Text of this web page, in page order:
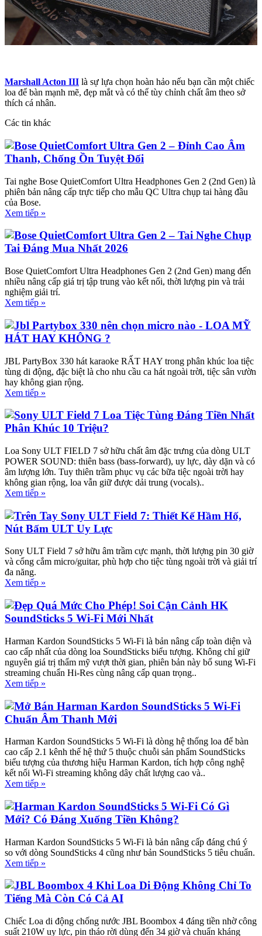
Marshall Acton III là sự lựa chọn hoàn hảo nếu bạn cần một chiếc
loa để bàn mạnh mẽ, đẹp mắt và có thể tùy chỉnh chất âm theo sở
thích cá nhân.
Các tin khác
Bose QuietComfort Ultra Gen 2 – Đỉnh Cao Âm
Thanh, Chống Ồn Tuyệt Đối
Tai nghe Bose QuietComfort Ultra Headphones Gen 2 (2nd Gen) là
phiên bản nâng cấp trực tiếp cho mẫu QC Ultra chụp tai hàng đầu
của Bose.
Xem tiếp »
Bose QuietComfort Ultra Gen 2 – Tai Nghe Chụp
Tai Đáng Mua Nhất 2026
Bose QuietComfort Ultra Headphones Gen 2 (2nd Gen) mang đến
nhiều nâng cấp giá trị tập trung vào kết nối, thời lượng pin và trải
nghiệm giải trí.
Xem tiếp »
Jbl Partybox 330 nên chọn micro nào - LOA MỸ
HÁT HAY KHÔNG ?
JBL PartyBox 330 hát karaoke RẤT HAY trong phân khúc loa tiệc
tùng di động, đặc biệt là cho nhu cầu ca hát ngoài trời, tiệc sân vườn
hay không gian rộng.
Xem tiếp »
Sony ULT Field 7 Loa Tiệc Tùng Đáng Tiền Nhất
Phân Khúc 10 Triệu?
Loa Sony ULT FIELD 7 sở hữu chất âm đặc trưng của dòng ULT
POWER SOUND: thiên bass (bass-forward), uy lực, dày dặn và có
âm lượng lớn. Tuy thiên trầm phục vụ các bữa tiệc ngoài trời hay
không gian rộng, loa vẫn giữ được dải trung (vocals)..
Xem tiếp »
Trên Tay Sony ULT Field 7: Thiết Kế Hầm Hố,
Nút Bấm ULT Uy Lực
Sony ULT Field 7 sở hữu âm trầm cực mạnh, thời lượng pin 30 giờ
và cổng cắm micro/guitar, phù hợp cho tiệc tùng ngoài trời và giải trí
đa năng.
Xem tiếp »
Đẹp Quá Mức Cho Phép! Soi Cận Cảnh HK
SoundSticks 5 Wi-Fi Mới Nhất
Harman Kardon SoundSticks 5 Wi-Fi là bản nâng cấp toàn diện và
cao cấp nhất của dòng loa SoundSticks biểu tượng. Không chỉ giữ
nguyên giá trị thẩm mỹ vượt thời gian, phiên bản này bổ sung Wi-Fi
streaming chuẩn Hi-Res cùng nâng cấp quan trọng..
Xem tiếp »
Mở Bán Harman Kardon SoundSticks 5 Wi-Fi
Chuẩn Âm Thanh Mới
Harman Kardon SoundSticks 5 Wi-Fi là dòng hệ thống loa để bàn
cao cấp 2.1 kênh thế hệ thứ 5 thuộc chuỗi sản phẩm SoundSticks
biểu tượng của thương hiệu Harman Kardon, tích hợp công nghệ
kết nối Wi-Fi streaming không dây chất lượng cao và..
Xem tiếp »
Harman Kardon SoundSticks 5 Wi-Fi Có Gì
Mới? Có Đáng Xuống Tiền Không?
Harman Kardon SoundSticks 5 Wi-Fi là bản nâng cấp đáng chú ý
so với dòng SoundSticks 4 cũng như bản SoundSticks 5 tiêu chuẩn.
Xem tiếp »
JBL Boombox 4 Khi Loa Di Động Không Chỉ To
Tiếng Mà Còn Có Cả AI
Chiếc Loa di động chống nước JBL Boombox 4 đáng tiền nhờ công
suất 210W uy lực, pin tháo rời dùng đến 34 giờ và chuẩn kháng